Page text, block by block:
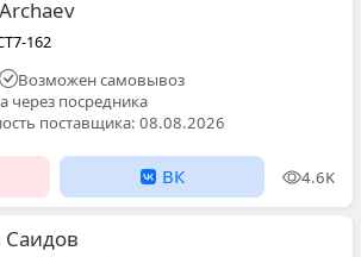
162
Возможен самовывоз
через посредника
поставщика: 08.08.2026
ВК 4.6K
Саидов